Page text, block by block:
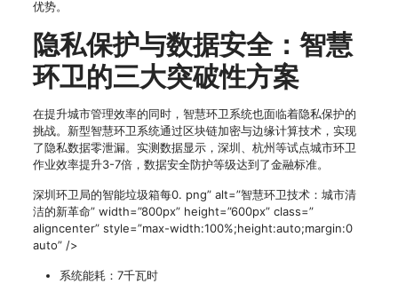
优势。
隐私保护与数据安全：智慧
环卫的三大突破性方案
在提升城市管理效率的同时，智慧环卫系统也面临着隐私保护的
挑战。新型智慧环卫系统通过区块链加密与边缘计算技术，实现
了隐私数据零泄漏。实测数据显示，深圳、杭州等试点城市环卫
作业效率提升3-7倍，数据安全防护等级达到了金融标准。
深圳环卫局的智能垃圾箱每0. png” alt=”智慧环卫技术：城市清
洁的新革命” width=”800px” height=”600px” class=”
aligncenter” style=”max-width:100%;height:auto;margin:0
auto” />
系统能耗：7千瓦时